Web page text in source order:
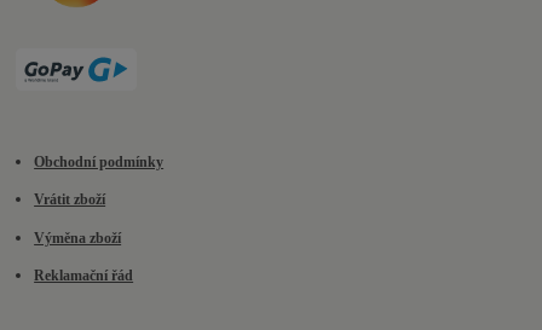
Obchodní podmínky
Vrátit zboží
Výměna zboží
Reklamační řád